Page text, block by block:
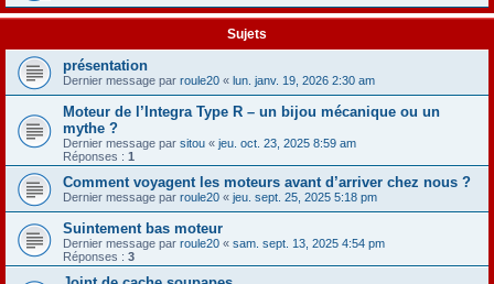
r
Sujets
présentation
Dernier message par roule20 « lun. janv. 19, 2026 2:30 am
Moteur de l’Integra Type R – un bijou mécanique ou un
mythe ?
Dernier message par sitou « jeu. oct. 23, 2025 8:59 am
Réponses : 1
Comment voyagent les moteurs avant d’arriver chez nous ?
Dernier message par roule20 « jeu. sept. 25, 2025 5:18 pm
Suintement bas moteur
Dernier message par roule20 « sam. sept. 13, 2025 4:54 pm
Réponses : 3